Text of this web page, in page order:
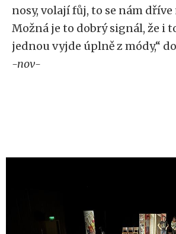
nosy, volají fůj, to se nám dříve
Možná je to dobrý signál, že i
jednou vyjde úplně z módy,“
-nov-